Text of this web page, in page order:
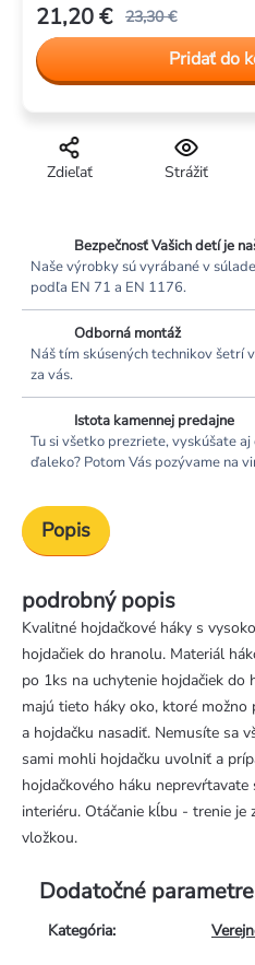
Strážiť
Zdieľať
23,30 €
21,20 €
Jednotková
cena:
Pridať do
Bezpečnosť Vašich detí je
Naše výrobky sú vyrábané v
podľa EN 71 a EN 1176.
Odborná montáž
Náš tím skúsených technikov šetrí
za vás.
Istota kamennej predajne
Tu si všetko prezriete, vyskúšate
ďaleko? Potom Vás pozývame na
Popis
podrobný popis
Kvalitné hojdačkové háky s
hojdačiek do hranolu. Materiál
po 1ks na uchytenie hojdačiek do
majú tieto háky oko, ktoré
a hojdačku nasadiť. Nemusíte sa
sami mohli hojdačku uvolniť a
hojdačkového háku
interiéru. Otáčanie kĺbu - trenie je
vložkou.
Dodatočné parametre
Kategória: